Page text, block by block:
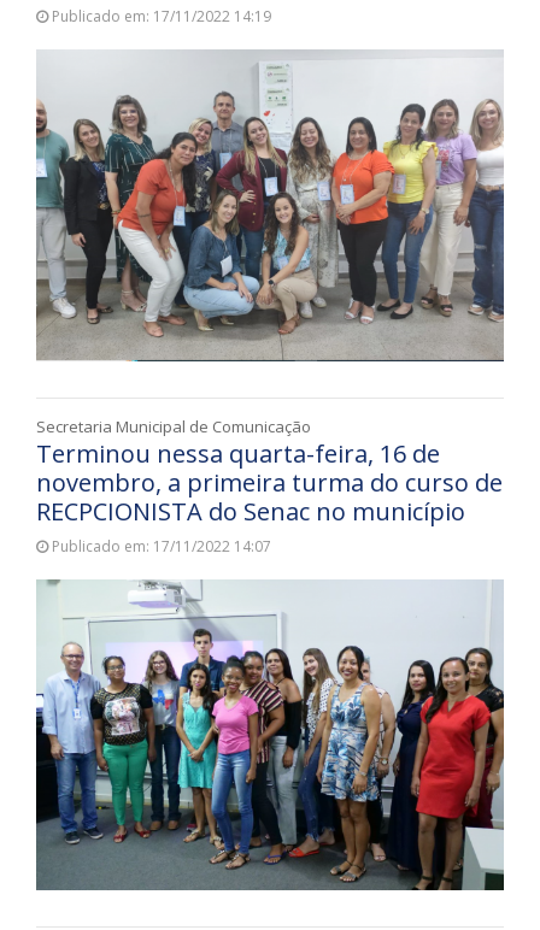
Publicado em: 17/11/2022 14:19
Secretaria Municipal de Comunicação
Terminou nessa quarta-feira, 16 de
novembro, a primeira turma do curso de
RECPCIONISTA do Senac no município
Publicado em: 17/11/2022 14:07